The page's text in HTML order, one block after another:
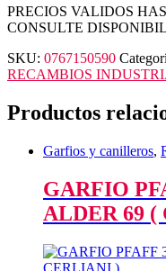
PRECIOS VALIDOS
CONSULTE
SKU: 0767150590
RECAMBIOS
Productos
Garfios y canilleros,
GARFIO
ALDER 69